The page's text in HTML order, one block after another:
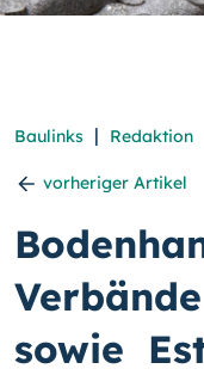
Baulinks | Redaktion
vorheriger Artikel
sowie